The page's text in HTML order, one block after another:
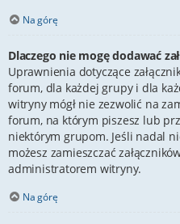
Na górę
Dlaczego nie mogę dodawać
Uprawnienia dotyczące
forum, dla każdej grupy i dla
witryny mógł nie zezwolić na
forum, na którym piszesz lub
niektórym grupom. Jeśli nadal
możesz zamieszczać
administratorem witryny.
Na górę